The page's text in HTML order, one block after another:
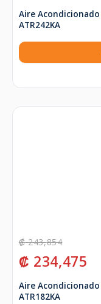
Aire
ATR242KA
₡243,854
₡ 234,475
Aire
ATR182KA